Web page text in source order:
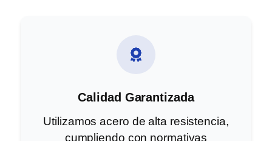
Calidad Garantizada
Utilizamos acero de alta resistencia,
cumpliendo con normativas